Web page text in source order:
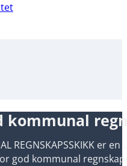
kommunal
REGNSKAPSSKIKK
god kommunal